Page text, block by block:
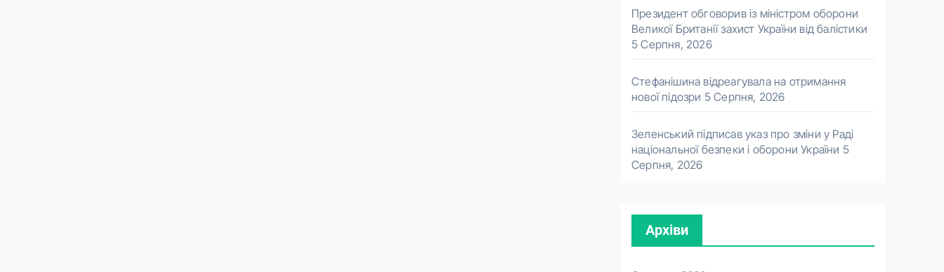
Президент обговорив із міністром оборони
Великої Британії захист України від балістики
5 Серпня, 2026
Стефанішина відреагувала на отримання
нової підозри 5 Серпня, 2026
Зеленський підписав указ про зміни у Раді
національної безпеки і оборони України 5
Серпня, 2026
Архіви